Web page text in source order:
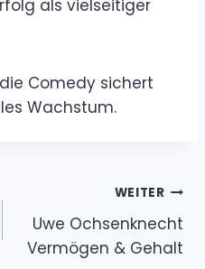
als vielseitiger
Comedy sichert
Wachstum.
WEITER
Uwe Ochsenknecht
Vermögen & Gehalt